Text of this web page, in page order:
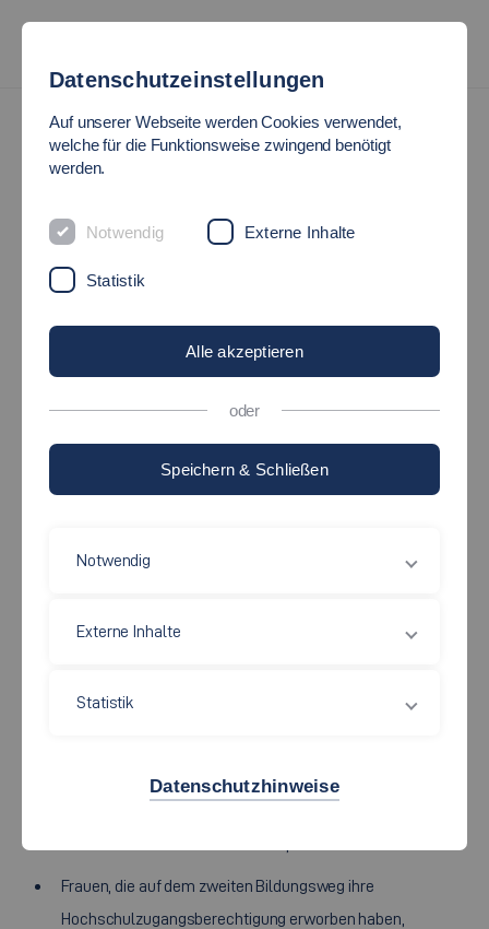
TECHNIK BRAUCHT
VIELFALT
Mehr Frauen in technischen und
naturwissenschaftlichen Studiengängen
Esslingen hat das Ziel, den Frauenanteil in technischen und
Sie richtet sich insbesondere (aber nicht nur) an:
Frauen, die auf dem zweiten Bildungsweg ihre
Hochschulzugangsberechtigung erworben haben,
Datenschutzeinstellungen
Auf unserer Webseite werden Cookies verwendet,
welche für die Funktionsweise zwingend benötigt
werden.
Notwendig Externe Inhalte
Statistik
Alle akzeptieren
oder
Speichern & Schließen
Notwendig
Externe Inhalte
Statistik
Datenschutzhinweise